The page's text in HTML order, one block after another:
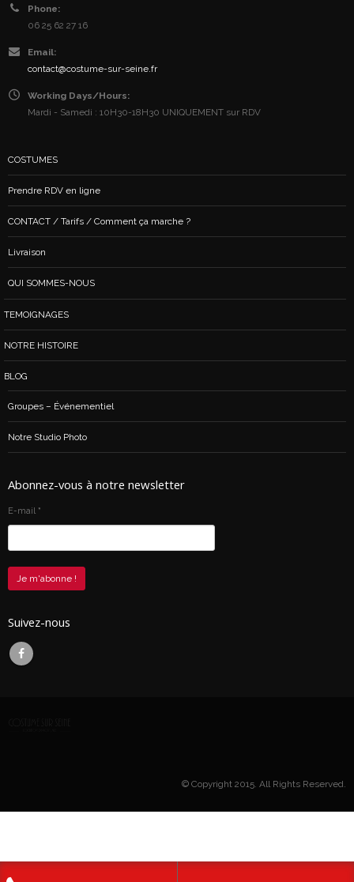
Phone:
06 25 62 27 16
Email:
contact@costume-sur-seine.fr
Working Days/Hours:
Mardi - Samedi : 10H30-18H30 UNIQUEMENT sur RDV
COSTUMES
Prendre RDV en ligne
CONTACT / Tarifs / Comment ça marche ?
Livraison
QUI SOMMES-NOUS
TEMOIGNAGES
NOTRE HISTOIRE
BLOG
Groupes – Événementiel
Notre Studio Photo
Abonnez-vous à notre newsletter
E-mail *
Suivez-nous
© Copyright 2015. All Rights Reserved.